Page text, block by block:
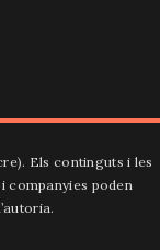
Els continguts i les
companyies poden